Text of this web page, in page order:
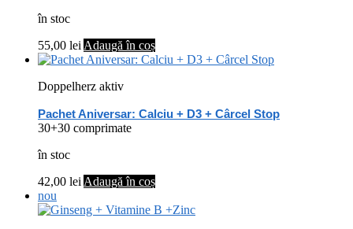
în stoc
55,00 lei Adaugă în coș
Doppelherz aktiv
Pachet Aniversar: Calciu + D3 + Cârcel Stop
30+30 comprimate
în stoc
42,00 lei Adaugă în coș
nou